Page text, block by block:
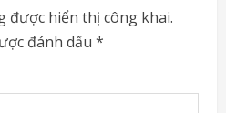
được hiển thị công khai.
đánh dấu *